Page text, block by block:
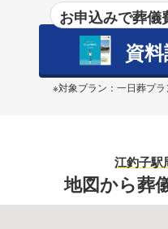
お申込みで葬儀
資
※対象プラン：一日葬プ
江釣子駅
地図から葬